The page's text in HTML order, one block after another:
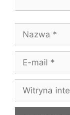
Nazwa
Witryna
internetowa